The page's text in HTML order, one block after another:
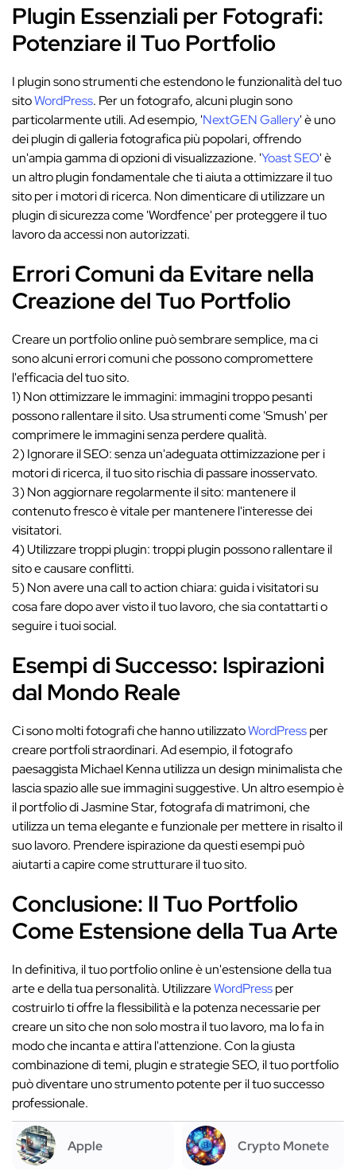
Plugin Essenziali per Fotografi:
Potenziare il Tuo Portfolio
I plugin sono strumenti che estendono le funzionalità del tuo
sitoWordPress. Per un fotografo, alcuni plugin sono
particolarmente utili. Ad esempio, 'NextGEN Gallery' è uno
dei plugin di galleria fotografica più popolari, offrendo
un'ampia gamma di opzioni di visualizzazione. 'Yoast SEO' è
un altro plugin fondamentale che ti aiuta a ottimizzare il tuo
sito per i motori di ricerca. Non dimenticare di utilizzare un
plugin di sicurezza come 'Wordfence' per proteggere il tuo
lavoro da accessi non autorizzati.
Errori Comuni da Evitare nella
Creazione del Tuo Portfolio
Creare un portfolio online può sembrare semplice, ma ci
sono alcuni errori comuni che possono compromettere
l'efficacia del tuo sito.
1) Non ottimizzare le immagini: immagini troppo pesanti
possono rallentare il sito. Usa strumenti come 'Smush' per
comprimere le immagini senza perdere qualità.
2) Ignorare il SEO: senza un'adeguata ottimizzazione per i
motori di ricerca, il tuo sito rischia di passare inosservato.
3) Non aggiornare regolarmente il sito: mantenere il
contenuto fresco è vitale per mantenere l'interesse dei
visitatori.
4) Utilizzare troppi plugin: troppi plugin possono rallentare il
sito e causare conflitti.
5) Non avere una call to action chiara: guida i visitatori su
cosa fare dopo aver visto il tuo lavoro, che sia contattarti o
seguire i tuoi social.
Esempi di Successo: Ispirazioni
dal Mondo Reale
Ci sono molti fotografi che hanno utilizzatoWordPressper
creare portfoli straordinari. Ad esempio, il fotografo
paesaggista Michael Kenna utilizza un design minimalista che
lascia spazio alle sue immagini suggestive. Un altro esempio è
il portfolio di Jasmine Star, fotografa di matrimoni, che
utilizza un tema elegante e funzionale per mettere in risalto il
suo lavoro. Prendere ispirazione da questi esempi può
aiutarti a capire come strutturare il tuo sito.
Conclusione: Il Tuo Portfolio
Come Estensione della Tua Arte
In definitiva, il tuo portfolio online è un'estensione della tua
arte e della tua personalità. UtilizzareWordPressper
costruirlo ti offre la flessibilità e la potenza necessarie per
creare un sito che non solo mostra il tuo lavoro, ma lo fa in
modo che incanta e attira l'attenzione. Con la giusta
combinazione di temi, plugin e strategie SEO, il tuo portfolio
può diventare uno strumento potente per il tuo successo
professionale.
Apple Crypto Monete